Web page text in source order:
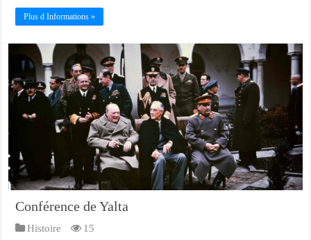
Plus d Informations »
Conférence de Yalta
Histoire 15